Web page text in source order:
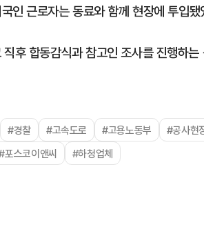
인 근로자는 동료와 함께 현장에 투입됐
후 합동감식과 참고인 조사를 진행하
#경찰 #고속도로 #고용노동부 #공사현
포스코이앤씨 #하청업체